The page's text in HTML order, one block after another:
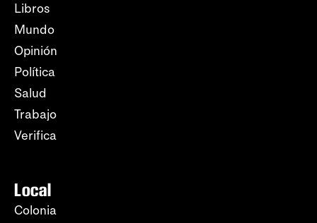
Libros
Mundo
Opinión
Política
Salud
Trabajo
Verifica
Local
Colonia